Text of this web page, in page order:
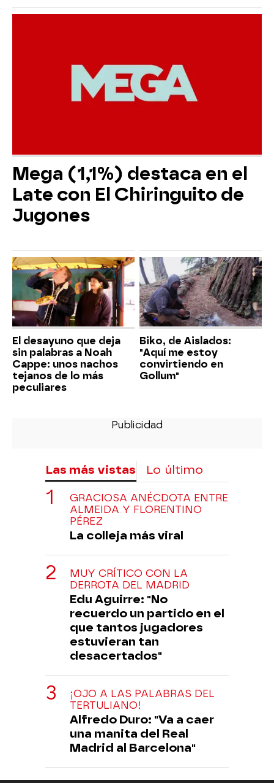
Mega (1,1%) destaca en el
Late con El Chiringuito de
Jugones
El desayuno que deja
sin palabras a Noah
Cappe: unos nachos
tejanos de lo más
peculiares
Biko, de Aislados:
"Aquí me estoy
convirtiendo en
Gollum"
Las más vistas Lo último
GRACIOSA ANÉCDOTA ENTRE
ALMEIDA Y FLORENTINO
PÉREZ
La colleja más viral
MUY CRÍTICO CON LA
DERROTA DEL MADRID
Edu Aguirre: "No
recuerdo un partido en el
que tantos jugadores
estuvieran tan
desacertados"
¡OJO A LAS PALABRAS DEL
TERTULIANO!
Alfredo Duro: "Va a caer
una manita del Real
Madrid al Barcelona"